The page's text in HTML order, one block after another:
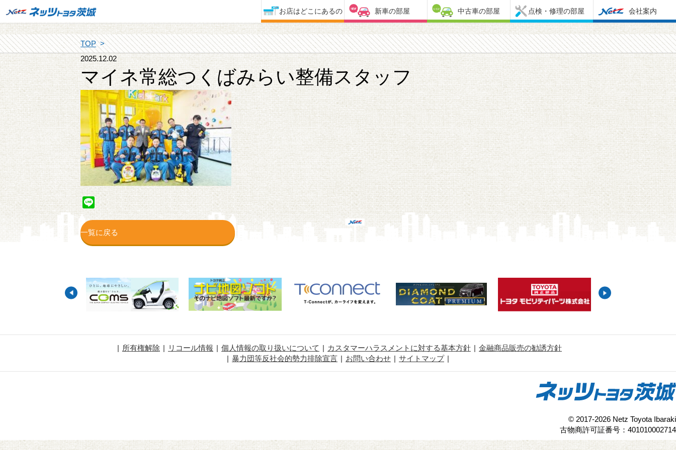
お店はどこにあるの 新車の部屋 中古車の部屋 点検・修理の部屋 会社案内
TOP
2025.12.02
マイネ常総つくばみらい整備スタッフ
Line
一覧に戻る
所有権解除 リコール情報 個人情報の取り扱いについて カスタマーハラスメントに対する基本方針
金融商品販売の勧誘方針
暴力団等反社会的勢力排除宣言
お問い合わせ サイトマップ
© 2017-2026 Netz Toyota Ibaraki
古物商許可証番号：401010002714